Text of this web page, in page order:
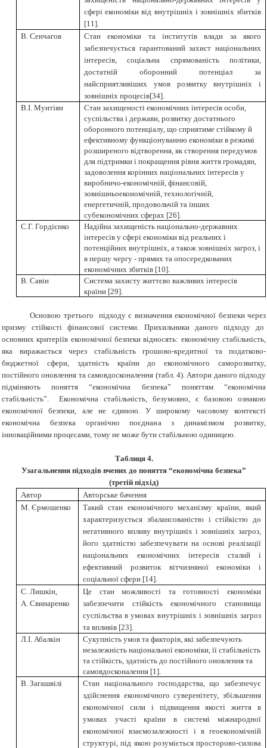
сфері економіки від внутрішніх і зовнішніх збитків
[11].
В. Сенчагов
Стан економіки та інститутів влади за якого
забезпечується гарантований захист національних
інтересів, соціальна спрямованість політики,
достатній оборонний потенціал за
найсприятливіших умов розвитку внутрішніх і
зовнішніх процесів[34].
В.І. Мунтіян
Стан захищеності економічних інтересів особи,
суспільства і держави, розвитку достатнього
оборонного потенціалу, що сприятиме стійкому й
ефективному функціонуванню економіки в режимі
розширеного відтворення, як створення передумов
для підтримки і покращення рівня життя громадян,
задоволення корінних національних інтересів у
виробничо-економічній, фінансовій,
зовнішньоекономічній, технологічній,
енергетичній, продовольчій та інших
субекономічних сферах [26].
С.Г. Гордієнко
Надійна захищеність національно-державних
інтересів у сфері економіки від реальних і
потенційних внутрішніх, а також зовнішніх загроз, і
в першу чергу - прямих та опосередкованих
економічних збитків [10].
В. Савін
Система захисту життєво важливих інтересів
країни [29].
Основою третього підходу є визначення економічної безпеки через
призму стійкості фінансової системи. Прихильники даного підходу до
основних критеріїв економічної безпеки відносять: економічну стабільність,
яка виражається через стабільність грошово-кредитної та податково-
бюджетної сфери, здатність країни до економічного саморозвитку,
постійного оновлення та самовдосконалення (табл. 4). Автори даного підходу
підміняють поняття “економічна безпека” поняттям “економічна
стабільність”. Економічна стабільність, безумовно, є базовою ознакою
економічної безпеки, але не єдиною. У широкому часовому контексті
економічна безпека органічно поєднана з динамізмом розвитку,
інноваційними процесами, тому не може бути стабільною одиницею.
Таблиця 4.
Узагальнення підходів вчених до поняття “економічна безпека”
(третій підхід)
Автор
Авторське бачення
М. Єрмошенко
Такий стан економічного механізму країни, який
характеризується збалансованістю і стійкістю до
негативного впливу внутрішніх і зовнішніх загроз,
його здатністю забезпечувати на основі реалізації
національних економічних інтересів сталий і
ефективний розвиток вітчизняної економіки і
соціальної сфери [14].
С. Лишкін,
А. Свинаренко
Це стан можливості та готовності економіки
забезпечити стійкість економічного становища
суспільства в умовах внутрішніх і зовнішніх загроз
та впливів [23].
Л.І. Абалкін
Сукупність умов та факторів, які забезпечують
незалежність національної економіки, її стабільність
та стійкість, здатність до постійного оновлення та
самовдосконалення [1].
В. Загашвілі
Стан національного господарства, що забезпечує
здійснення економічного суверенітету, збільшення
економічної сили і підвищення якості життя в
умовах участі країни в системі міжнародної
економічної взаємозалежності і в геоекономічній
структурі, під якою розуміється просторово-силова